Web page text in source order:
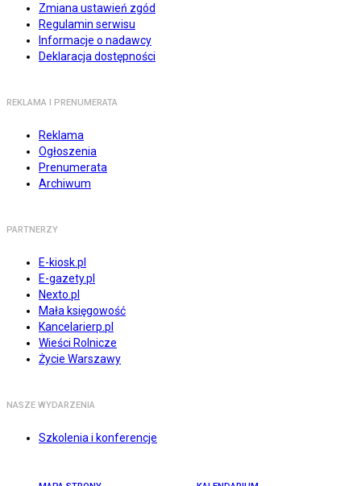
Zmiana ustawień zgód
Regulamin serwisu
Informacje o nadawcy
Deklaracja dostępności
REKLAMA I PRENUMERATA
Reklama
Ogłoszenia
Prenumerata
Archiwum
PARTNERZY
E-kiosk.pl
E-gazety.pl
Nexto.pl
Mała księgowość
Kancelarierp.pl
Wieści Rolnicze
Życie Warszawy
NASZE WYDARZENIA
Szkolenia i konferencje